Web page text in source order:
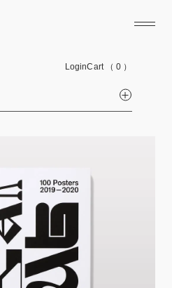
LoginCart （ 0 ）